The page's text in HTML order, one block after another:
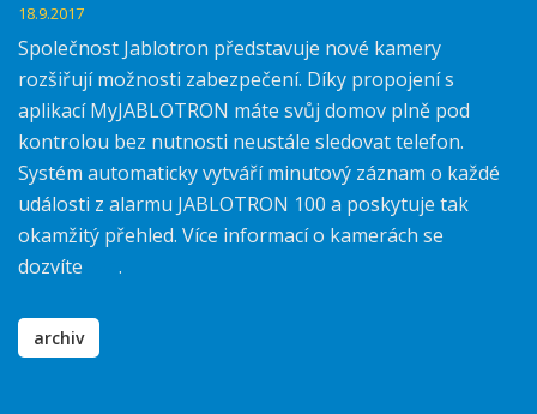
18.9.2017
Společnost Jablotron představuje nové kamery
rozšiřují možnosti zabezpečení. Díky propojení s
aplikací MyJABLOTRON máte svůj domov plně pod
kontrolou bez nutnosti neustále sledovat telefon.
Systém automaticky vytváří minutový záznam o každé
události z alarmu JABLOTRON 100 a poskytuje tak
okamžitý přehled. Více informací o kamerách se
dozvíte
.
archiv